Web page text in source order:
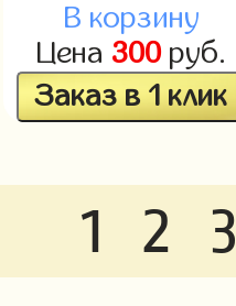
В корзину
Цена 300руб.
Заказ в 1 клик
1 2 3